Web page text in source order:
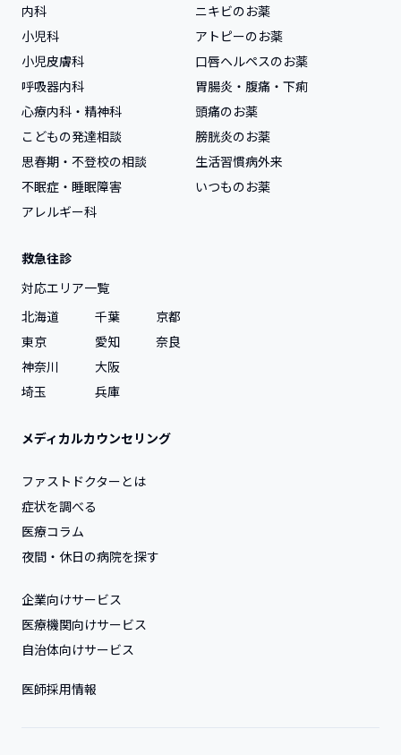
内科
小児科
小児皮膚科
呼吸器内科
心療内科・精神科
こどもの発達相談
思春期・不登校の相談
不眠症・睡眠障害
アレルギー科
ニキビのお薬
アトピーのお薬
口唇ヘルペスのお薬
胃腸炎・腹痛・下痢
頭痛のお薬
膀胱炎のお薬
生活習慣病外来
いつものお薬
救急往診
対応エリア一覧
北海道
東京
神奈川
埼玉
千葉
愛知
大阪
兵庫
京都
奈良
メディカルカウンセリング
ファストドクターとは
症状を調べる
医療コラム
夜間・休日の病院を探す
企業向けサービス
医療機関向けサービス
自治体向けサービス
医師採用情報